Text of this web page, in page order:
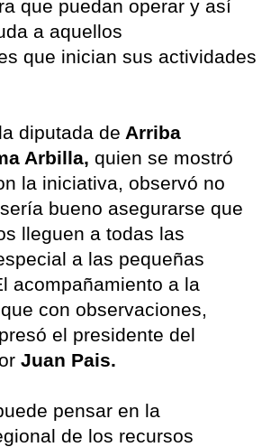
que puedan operar y así
a aquellos
que inician sus actividades
diputada de Arriba
Arbilla, quien se mostró
la iniciativa, observó no
bueno asegurarse que
lleguen a todas las
a las pequeñas
acompañamiento a la
con observaciones,
el presidente del
Juan Pais.
pensar en la
de los recursos